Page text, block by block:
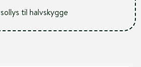
til halvskygge